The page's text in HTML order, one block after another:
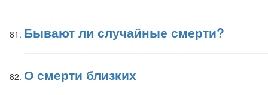
Бывают ли случайные смерти?
О смерти близких